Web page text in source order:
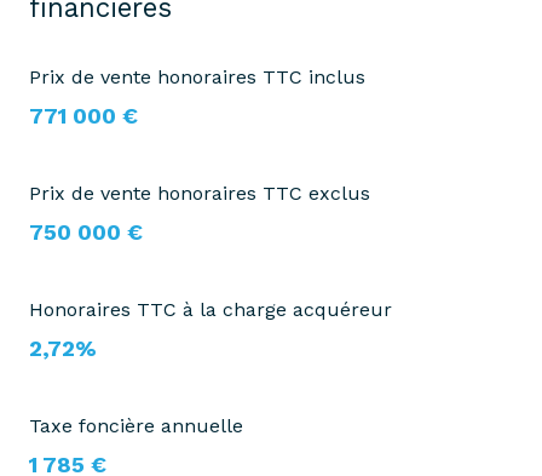
financières
Prix de vente honoraires TTC inclus
771 000 €
Prix de vente honoraires TTC exclus
750 000 €
Honoraires TTC à la charge acquéreur
2,72%
Taxe foncière annuelle
1 785 €